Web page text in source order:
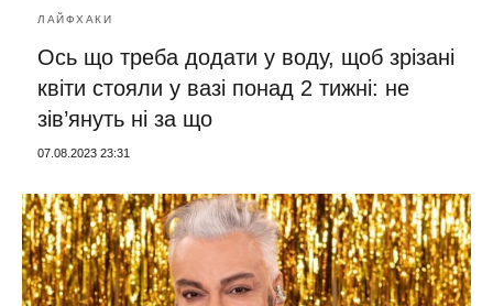
ЛАЙФХАКИ
Ось що треба додати у воду, щоб зрізані
квіти стояли у вазі понад 2 тижні: не
зів’януть ні за що
07.08.2023 23:31